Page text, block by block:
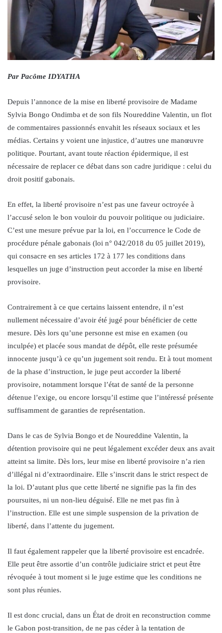
Par Pacôme IDYATHA
Depuis l’annonce de la mise en liberté provisoire de Madame
Sylvia Bongo Ondimba et de son fils Noureddine Valentin, un flot
de commentaires passionnés envahit les réseaux sociaux et les
médias. Certains y voient une injustice, d’autres une manœuvre
politique. Pourtant, avant toute réaction épidermique, il est
nécessaire de replacer ce débat dans son cadre juridique : celui du
droit positif gabonais.
En effet, la liberté provisoire n’est pas une faveur octroyée à
l’accusé selon le bon vouloir du pouvoir politique ou judiciaire.
C’est une mesure prévue par la loi, en l’occurrence le Code de
procédure pénale gabonais (loi n° 042/2018 du 05 juillet 2019),
qui consacre en ses articles 172 à 177 les conditions dans
lesquelles un juge d’instruction peut accorder la mise en liberté
provisoire.
Contrairement à ce que certains laissent entendre, il n’est
nullement nécessaire d’avoir été jugé pour bénéficier de cette
mesure. Dès lors qu’une personne est mise en examen (ou
inculpée) et placée sous mandat de dépôt, elle reste présumée
innocente jusqu’à ce qu’un jugement soit rendu. Et à tout moment
de la phase d’instruction, le juge peut accorder la liberté
provisoire, notamment lorsque l’état de santé de la personne
détenue l’exige, ou encore lorsqu’il estime que l’intéressé présente
suffisamment de garanties de représentation.
Dans le cas de Sylvia Bongo et de Noureddine Valentin, la
détention provisoire qui ne peut légalement excéder deux ans avait
atteint sa limite. Dès lors, leur mise en liberté provisoire n’a rien
d’illégal ni d’extraordinaire. Elle s’inscrit dans le strict respect de
la loi. D’autant plus que cette liberté ne signifie pas la fin des
poursuites, ni un non-lieu déguisé. Elle ne met pas fin à
l’instruction. Elle est une simple suspension de la privation de
liberté, dans l’attente du jugement.
Il faut également rappeler que la liberté provisoire est encadrée.
Elle peut être assortie d’un contrôle judiciaire strict et peut être
révoquée à tout moment si le juge estime que les conditions ne
sont plus réunies.
Il est donc crucial, dans un État de droit en reconstruction comme
le Gabon post-transition, de ne pas céder à la tentation de